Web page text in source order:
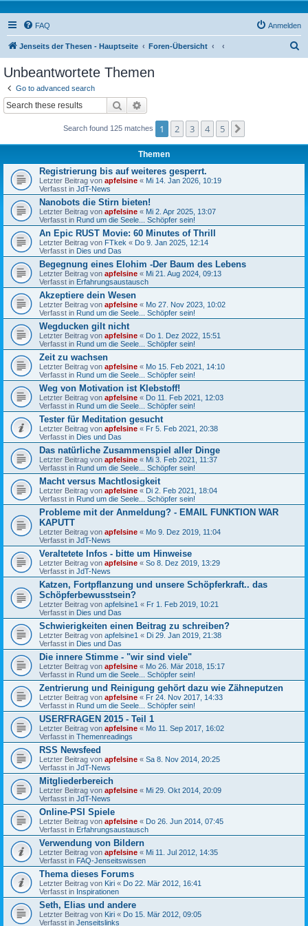
FAQ Anmelden
Jenseits der Thesen - Hauptseite Foren-Übersicht
Unbeantwortete Themen
Go to advanced search
Suche
Search found 125 matches 1 2 3 4 5
Themen
Registrierung bis auf weiteres gesperrt.
Letzter Beitrag von apfelsine « Mi 14. Jan 2026, 10:19
Verfasst in JdT-News
Nanobots die Stirn bieten!
Letzter Beitrag von apfelsine « Mi 2. Apr 2025, 13:07
Verfasst in Rund um die Seele... Schöpfer sein!
An Epic RUST Movie: 60 Minutes of Thrill
Letzter Beitrag von FTkek « Do 9. Jan 2025, 12:14
Verfasst in Dies und Das
Begegnung eines Elohim -Der Baum des Lebens
Letzter Beitrag von apfelsine « Mi 21. Aug 2024, 09:13
Verfasst in Erfahrungsaustausch
Akzeptiere dein Wesen
Letzter Beitrag von apfelsine « Mo 27. Nov 2023, 10:02
Verfasst in Rund um die Seele... Schöpfer sein!
Wegducken gilt nicht
Letzter Beitrag von apfelsine « Do 1. Dez 2022, 15:51
Verfasst in Rund um die Seele... Schöpfer sein!
Zeit zu wachsen
Letzter Beitrag von apfelsine « Mo 15. Feb 2021, 14:10
Verfasst in Rund um die Seele... Schöpfer sein!
Weg von Motivation ist Klebstoff!
Letzter Beitrag von apfelsine « Do 11. Feb 2021, 12:03
Verfasst in Rund um die Seele... Schöpfer sein!
Tester für Meditation gesucht
Letzter Beitrag von apfelsine « Fr 5. Feb 2021, 20:38
Verfasst in Dies und Das
Das natürliche Zusammenspiel aller Dinge
Letzter Beitrag von apfelsine « Mi 3. Feb 2021, 11:37
Verfasst in Rund um die Seele... Schöpfer sein!
Macht versus Machtlosigkeit
Letzter Beitrag von apfelsine « Di 2. Feb 2021, 18:04
Verfasst in Rund um die Seele... Schöpfer sein!
Probleme mit der Anmeldung? - EMAIL FUNKTION WAR
KAPUTT
Letzter Beitrag von apfelsine « Mo 9. Dez 2019, 11:04
Verfasst in JdT-News
Veraltetete Infos - bitte um Hinweise
Letzter Beitrag von apfelsine « So 8. Dez 2019, 13:29
Verfasst in JdT-News
Katzen, Fortpflanzung und unsere Schöpferkraft.. das
Schöpferbewusstsein?
Letzter Beitrag von apfelsine1 « Fr 1. Feb 2019, 10:21
Verfasst in Dies und Das
Schwierigkeiten einen Beitrag zu schreiben?
Letzter Beitrag von apfelsine1 « Di 29. Jan 2019, 21:38
Verfasst in Dies und Das
Die innere Stimme - "wir sind viele"
Letzter Beitrag von apfelsine « Mo 26. Mär 2018, 15:17
Verfasst in Rund um die Seele... Schöpfer sein!
Zentrierung und Reinigung gehört dazu wie Zähneputzen
Letzter Beitrag von apfelsine « Fr 24. Nov 2017, 14:33
Verfasst in Rund um die Seele... Schöpfer sein!
USERFRAGEN 2015 - Teil 1
Letzter Beitrag von apfelsine « Mo 11. Sep 2017, 16:02
Verfasst in Themenreadings
RSS Newsfeed
Letzter Beitrag von apfelsine « Sa 8. Nov 2014, 20:25
Verfasst in JdT-News
Mitgliederbereich
Letzter Beitrag von apfelsine « Mi 29. Okt 2014, 20:09
Verfasst in JdT-News
Online-PSI Spiele
Letzter Beitrag von apfelsine « Do 26. Jun 2014, 07:45
Verfasst in Erfahrungsaustausch
Verwendung von Bildern
Letzter Beitrag von apfelsine « Mi 11. Jul 2012, 14:35
Verfasst in FAQ-Jenseitswissen
Thema dieses Forums
Letzter Beitrag von Kiri « Do 22. Mär 2012, 16:41
Verfasst in Inspirationen
Seth, Elias und andere
Letzter Beitrag von Kiri « Do 15. Mär 2012, 09:05
Verfasst in Jenseitslinks